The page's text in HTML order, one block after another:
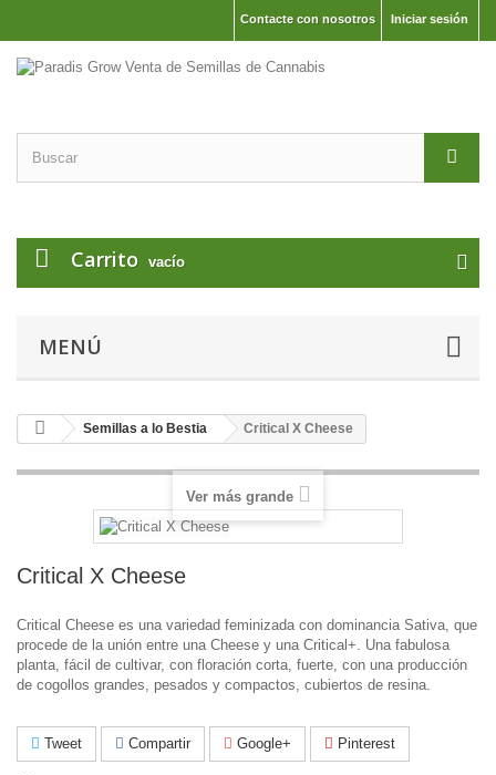
Iniciar sesión
Contacte con nosotros
Carrito vacío
MENÚ
Semillas a lo Bestia Critical X Cheese
Ver más grande
Critical X Cheese
Critical Cheese es una variedad feminizada con dominancia Sativa, que
procede de la unión entre una Cheese y una Critical+. Una fabulosa
planta, fácil de cultivar, con floración corta, fuerte, con una producción
de cogollos grandes, pesados y compactos, cubiertos de resina.
Tweet Compartir Google+ Pinterest